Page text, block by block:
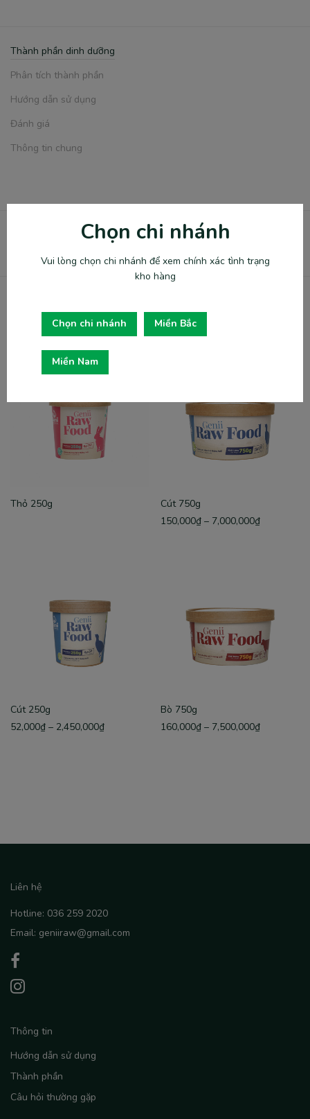
Chọn chi nhánh
Vui lòng chọn chi nhánh để xem chính xác tình trạng
kho hàng
Chọn chi nhánh Miền Bắc
Miền Nam
Thành phần dinh dưỡng
Phân tích thành phần
Hướng dẫn sử dụng
Đánh giá
Thông tin chung
BO750G-MB-50H
Thức ăn cho mèo
Related products
Thỏ 250g
Cút 750g
150,000₫ – 7,000,000₫
Cút 250g
52,000₫ – 2,450,000₫
Bò 750g
160,000₫ – 7,500,000₫
Liên hệ
Hotline: 036 259 2020
Email: geniiraw@gmail.com
Thông tin
Hướng dẫn sử dụng
Thành phần
Câu hỏi thường gặp